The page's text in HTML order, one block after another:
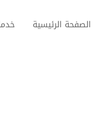
الصفحة الرئيسية